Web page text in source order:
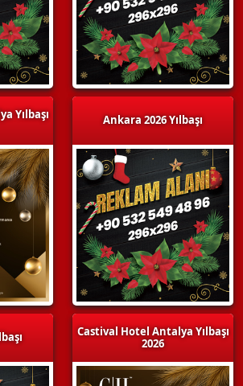
Yılbaşı
Ankara 2026 Yılbaşı
Castival Hotel Antalya Yılbaşı
2026